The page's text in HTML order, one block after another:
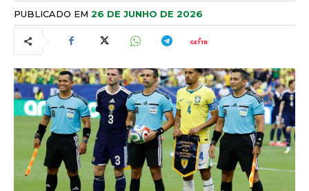
PUBLICADO EM 26 DE JUNHO DE 2026